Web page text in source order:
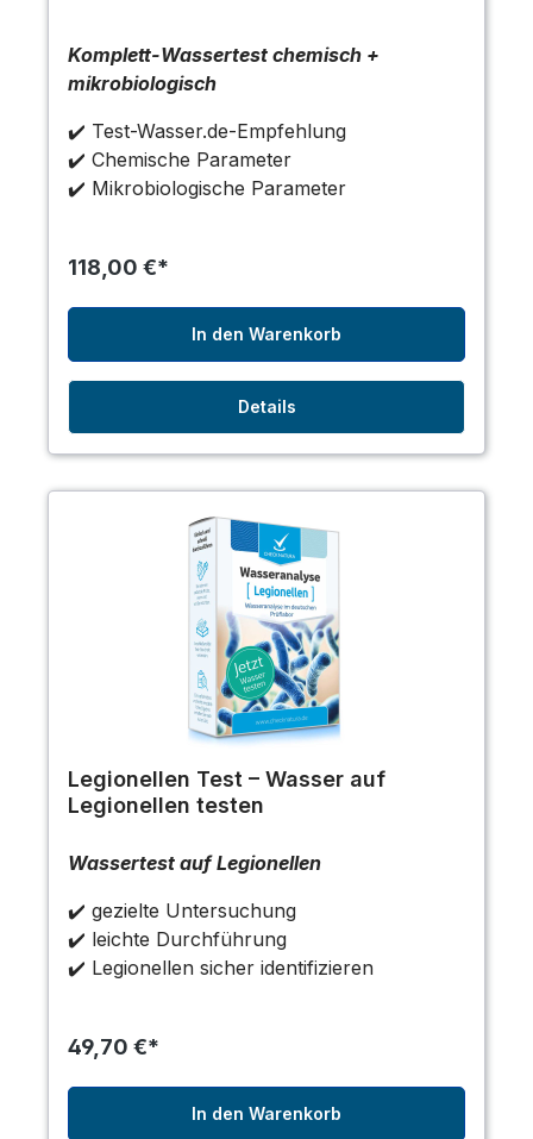
Komplett-Wassertest chemisch +
mikrobiologisch
✔️ Test-Wasser.de-Empfehlung
✔️ Chemische Parameter
✔️ Mikrobiologische Parameter
118,00 €*
In den Warenkorb
Details
Legionellen Test – Wasser auf
Legionellen testen
Wassertest auf Legionellen
✔️ gezielte Untersuchung
✔️ leichte Durchführung
✔️ Legionellen sicher identifizieren
49,70 €*
In den Warenkorb